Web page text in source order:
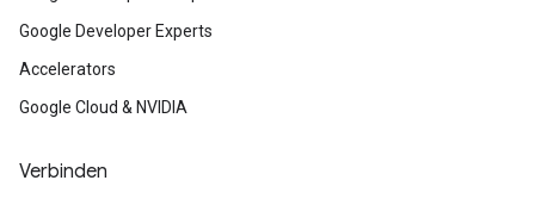
Google Developer Experts
Accelerators
Google Cloud & NVIDIA
Verbinden